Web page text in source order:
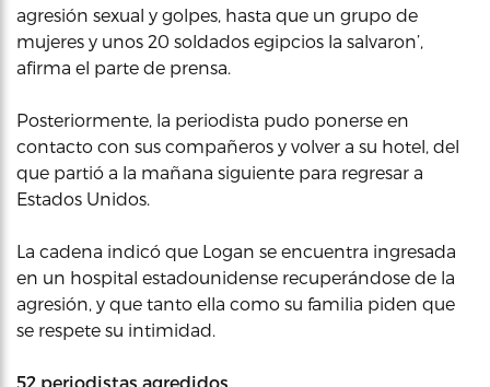
agresión sexual y golpes, hasta que un grupo de
mujeres y unos 20 soldados egipcios la salvaron’,
afirma el parte de prensa.
Posteriormente, la periodista pudo ponerse en
contacto con sus compañeros y volver a su hotel, del
que partió a la mañana siguiente para regresar a
Estados Unidos.
La cadena indicó que Logan se encuentra ingresada
en un hospital estadounidense recuperándose de la
agresión, y que tanto ella como su familia piden que
se respete su intimidad.
52 periodistas agredidos